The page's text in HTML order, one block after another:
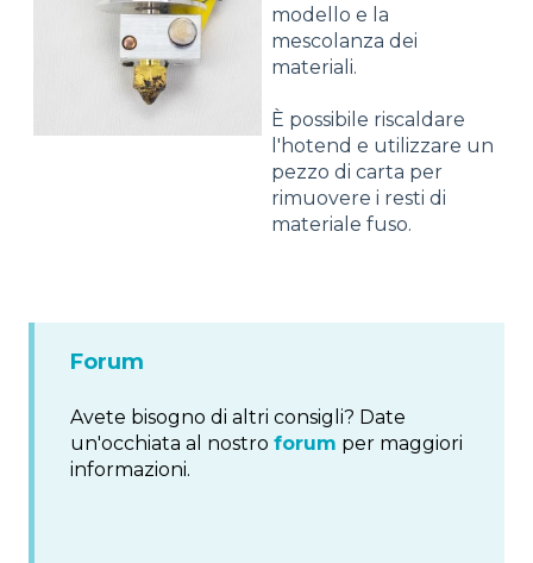
modello e la
mescolanza dei
materiali.
È possibile riscaldare
l'hotend e utilizzare un
pezzo di carta per
rimuovere i resti di
materiale fuso.
Forum
Avete bisogno di altri consigli? Date
un'occhiata al nostro forum per maggiori
informazioni.